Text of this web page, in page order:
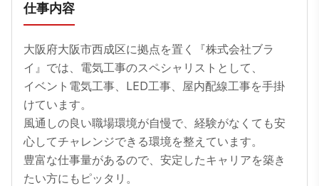
仕事内容
大阪府大阪市西成区に拠点を置く『株式会社ブラ
イ』では、電気工事のスペシャリストとして、
イベント電気工事、LED工事、屋内配線工事を手掛
けています。
風通しの良い職場環境が自慢で、経験がなくても安
心してチャレンジできる環境を整えています。
豊富な仕事量があるので、安定したキャリアを築き
たい方にもピッタリ。